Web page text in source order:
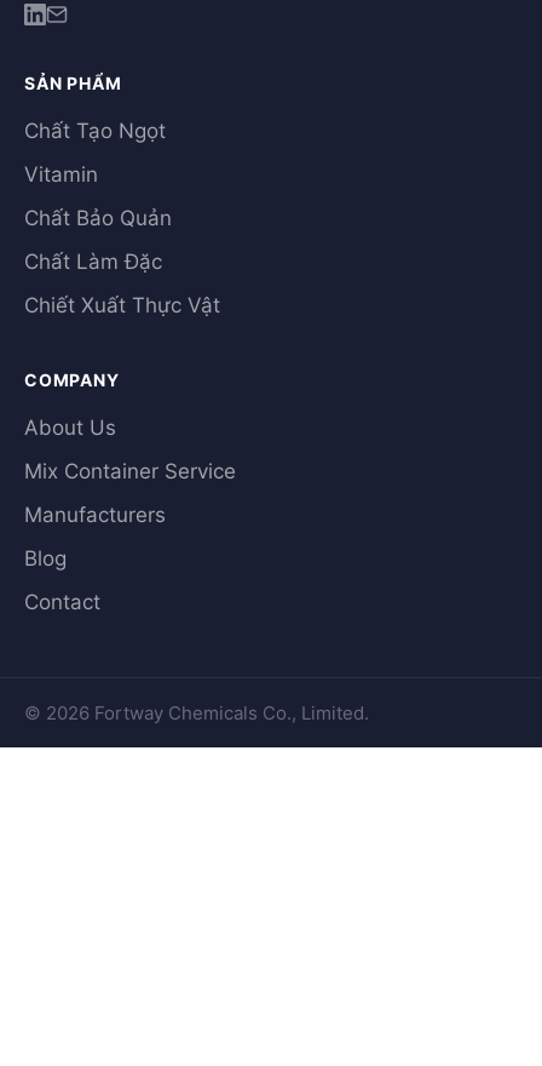
SẢN PHẨM
Chất Tạo Ngọt
Vitamin
Chất Bảo Quản
Chất Làm Đặc
Chiết Xuất Thực Vật
COMPANY
About Us
Mix Container Service
Manufacturers
Blog
Contact
© 2026 Fortway Chemicals Co., Limited.